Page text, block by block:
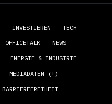
INVESTIEREN TECH
OFFICETALK NEWS
ENERGIE & INDUSTRIE
MEDIADATEN (+)
BARRIEREFREIHEIT